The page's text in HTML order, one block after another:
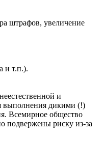
штрафов, увеличение
и т.п.).
и
выполнения дикими (!)
Всемирное общество
подвержены риску из-за